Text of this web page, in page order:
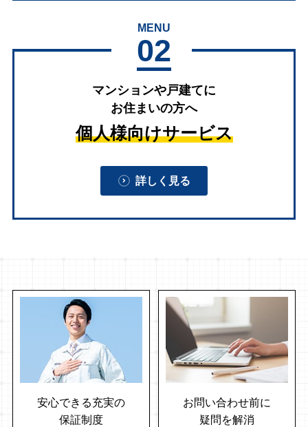
MENU
02
マンションや戸建てに
お住まいの方へ
個人様向けサービス
詳しく見る
安心できる充実の
保証制度
お問い合わせ前に
疑問を解消